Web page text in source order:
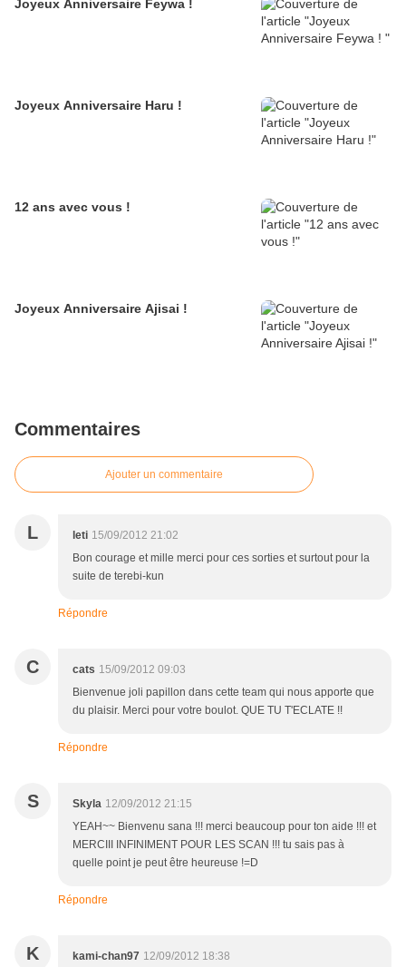
Joyeux Anniversaire Feywa !
Joyeux Anniversaire Haru !
12 ans avec vous !
Joyeux Anniversaire Ajisai !
Commentaires
Ajouter un commentaire
L leti 15/09/2012 21:02
Bon courage et mille merci pour ces sorties et surtout pour la
suite de terebi-kun
Répondre
C cats 15/09/2012 09:03
Bienvenue joli papillon dans cette team qui nous apporte que
du plaisir. Merci pour votre boulot. QUE TU T'ECLATE !!
Répondre
S Skyla 12/09/2012 21:15
YEAH~~ Bienvenu sana !!! merci beaucoup pour ton aide !!! et
MERCIII INFINIMENT POUR LES SCAN !!! tu sais pas à
quelle point je peut être heureuse !=D
Répondre
K kami-chan97 12/09/2012 18:38